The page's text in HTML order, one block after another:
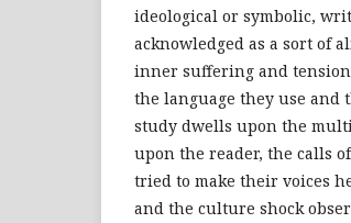
ideological or symbolic,
acknowledged as a sort of
inner suffering and
the language they use
study dwells upon the
upon the reader, the calls
tried to make their voices
and the culture shock